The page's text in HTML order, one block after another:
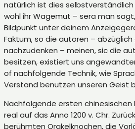
natürlich ist dies
wohl ihr Wagemut – sera man
Bildpunkt unter deinem
Faktum, so die autoren –
nachzudenken – meinen, sic die
besitzen, existiert uns
of nachfolgende Technik, wie
Verstand benutzen unseren Geist
Nachfolgende ersten chinesischen
real auf das Anno 1200 v. Chr.
berühmten Orakelknochen, die